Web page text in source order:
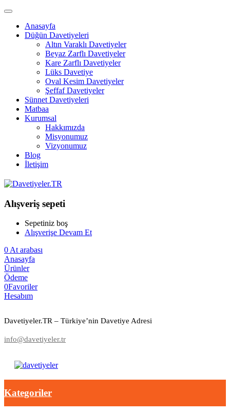
Anasayfa
Düğün Davetiyeleri
Altın Varaklı Davetiyeler
Beyaz Zarflı Davetiyeler
Kare Zarflı Davetiyeler
Lüks Davetiye
Oval Kesim Davetiyeler
Şeffaf Davetiyeler
Sünnet Davetiyeleri
Matbaa
Kurumsal
Hakkımızda
Misyonumuz
Vizyonumuz
Blog
İletişim
Alışveriş sepeti
Sepetiniz boş
Alışverişe Devam Et
0At arabası
Anasayfa
Ürünler
Ödeme
0Favoriler
Hesabım
Davetiyeler.TR – Türkiye’nin Davetiye Adresi
info@davetiyeler.tr
Kategoriler